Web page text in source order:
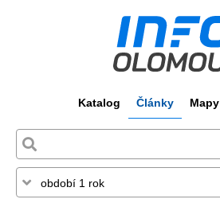
Katalog Články Mapy